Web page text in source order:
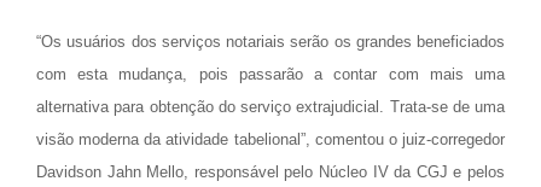
“Os usuários dos serviços notariais serão os grandes beneficiados
com esta mudança, pois passarão a contar com mais uma
alternativa para obtenção do serviço extrajudicial. Trata-se de uma
visão moderna da atividade tabelional”, comentou o juiz-corregedor
Davidson Jahn Mello, responsável pelo Núcleo IV da CGJ e pelos